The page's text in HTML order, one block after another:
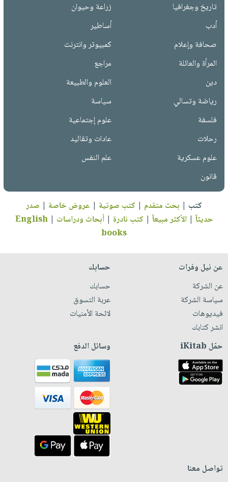
تاريخ وجغرافيا
زراعة وحيوان
أدب
أساطير
صحافة وإعلام
كمبيوتر وانترنت
المرأة والعائلة
مراجع
دين
العلوم والطبيعة
رياضة وتسالي
سياسة
فلسفة
علوم إجتماعية
رحلات
عادات وتقاليد
علوم عسكرية
علم النفس
قانون
كتب | بحث متقدم | كتب صوتية | عروض خاصة | صدر
حديثاً |الأكثر مبيعاً | كتب نادرة |أبحاث ودراسات |
English
books
عن نيل وفرات
عن الشركة
سياسة الشركة
فيديوهات
انشر كتابك
حسابك
حسابك
عربة التسوق
لائحة الأمنيات
حمّل iKitab وسائل الدفع
تواصل معنا